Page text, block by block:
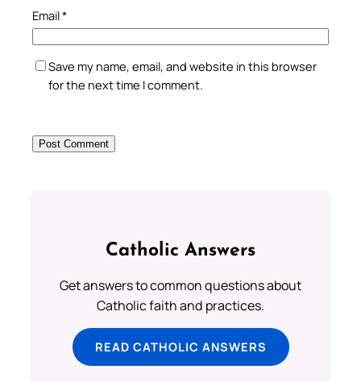
Email*
Save my name, email, and website in this browser
for the next time I comment.
Catholic Answers
Get answers to common questions about
Catholic faith and practices.
READ CATHOLIC ANSWERS